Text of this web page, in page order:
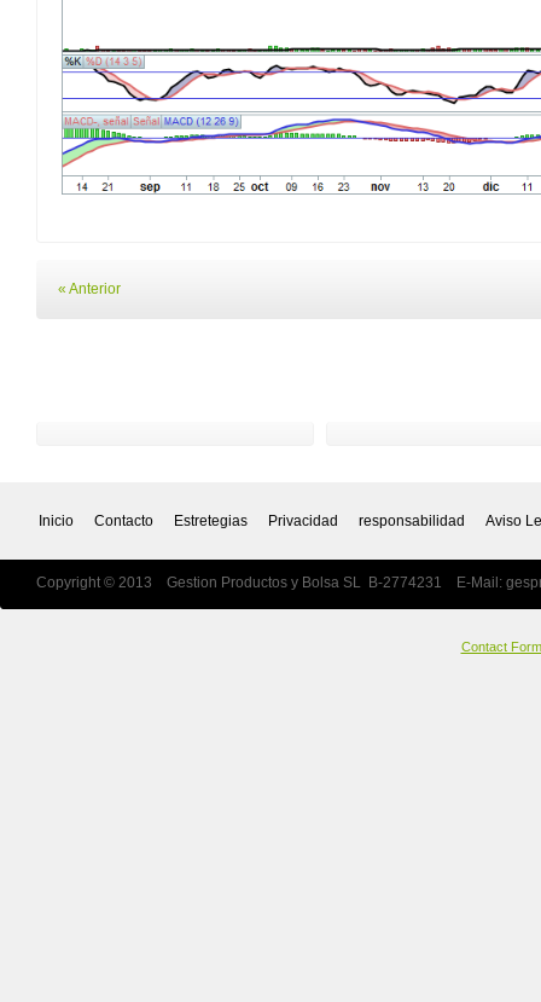
« Anterior
Inicio Contacto Estretegias Privacidad responsabilidad Aviso
Copyright © 2013 Gestion Productos y Bolsa SL B-2774231 E-Mail:
Contact Form